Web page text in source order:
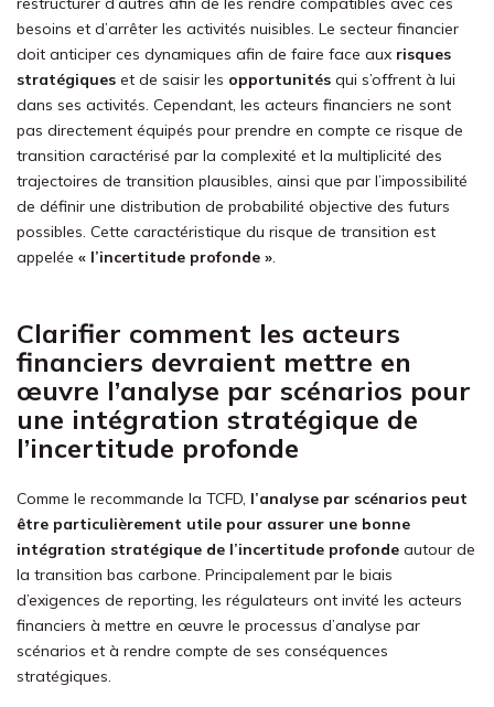
besoins et d’arrêter les activités nuisibles. Le secteur financier
doit anticiper ces dynamiques afin de faire face aux risques
stratégiques et de saisir les opportunités qui s’offrent à lui
dans ses activités. Cependant, les acteurs financiers ne sont
pas directement équipés pour prendre en compte ce risque de
transition caractérisé par la complexité et la multiplicité des
trajectoires de transition plausibles, ainsi que par l’impossibilité
de définir une distribution de probabilité objective des futurs
possibles. Cette caractéristique du risque de transition est
appelée « l’incertitude profonde ».
Clarifier comment les acteurs
financiers devraient mettre en
œuvre l’analyse par scénarios pour
une intégration stratégique de
l’incertitude profonde
Comme le recommande la TCFD, l’analyse par scénarios peut
être particulièrement utile pour assurer une bonne
intégration stratégique de l’incertitude profonde autour de
la transition bas carbone. Principalement par le biais
d’exigences de reporting, les régulateurs ont invité les acteurs
financiers à mettre en œuvre le processus d’analyse par
scénarios et à rendre compte de ses conséquences
stratégiques.